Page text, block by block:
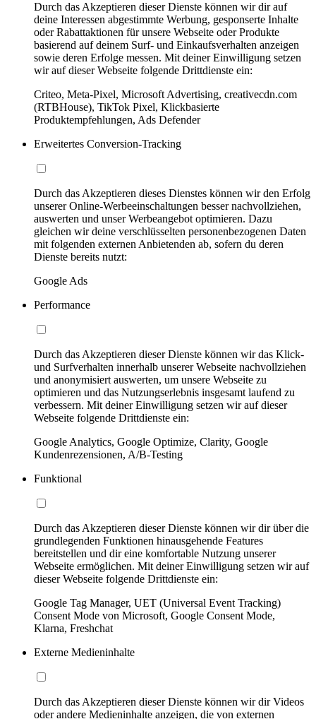
Durch das Akzeptieren dieser Dienste können wir dir auf
deine Interessen abgestimmte Werbung, gesponserte Inhalte
oder Rabattaktionen für unsere Webseite oder Produkte
basierend auf deinem Surf- und Einkaufsverhalten anzeigen
sowie deren Erfolge messen. Mit deiner Einwilligung setzen
wir auf dieser Webseite folgende Drittdienste ein:
Criteo, Meta-Pixel, Microsoft Advertising, creativecdn.com
(RTBHouse), TikTok Pixel, Klickbasierte
Produktempfehlungen, Ads Defender
Erweitertes Conversion-Tracking
Durch das Akzeptieren dieses Dienstes können wir den Erfolg
unserer Online-Werbeeinschaltungen besser nachvollziehen,
auswerten und unser Werbeangebot optimieren. Dazu
gleichen wir deine verschlüsselten personenbezogenen Daten
mit folgenden externen Anbietenden ab, sofern du deren
Dienste bereits nutzt:
Google Ads
Performance
Durch das Akzeptieren dieser Dienste können wir das Klick-
und Surfverhalten innerhalb unserer Webseite nachvollziehen
und anonymisiert auswerten, um unsere Webseite zu
optimieren und das Nutzungserlebnis insgesamt laufend zu
verbessern. Mit deiner Einwilligung setzen wir auf dieser
Webseite folgende Drittdienste ein:
Google Analytics, Google Optimize, Clarity, Google
Kundenrezensionen, A/B-Testing
Funktional
Durch das Akzeptieren dieser Dienste können wir dir über die
grundlegenden Funktionen hinausgehende Features
bereitstellen und dir eine komfortable Nutzung unserer
Webseite ermöglichen. Mit deiner Einwilligung setzen wir auf
dieser Webseite folgende Drittdienste ein:
Google Tag Manager, UET (Universal Event Tracking)
Consent Mode von Microsoft, Google Consent Mode,
Klarna, Freshchat
Externe Medieninhalte
Durch das Akzeptieren dieser Dienste können wir dir Videos
oder andere Medieninhalte anzeigen, die von externen